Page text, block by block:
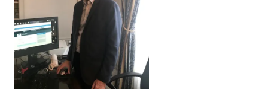
h
e
r